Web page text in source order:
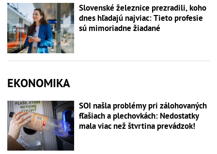
Slovenské železnice prezradili, koho
dnes hľadajú najviac: Tieto profesie
sú mimoriadne žiadané
EKONOMIKA
SOI našla problémy pri zálohovaných
fľašiach a plechovkách: Nedostatky
mala viac než štvrtina prevádzok!